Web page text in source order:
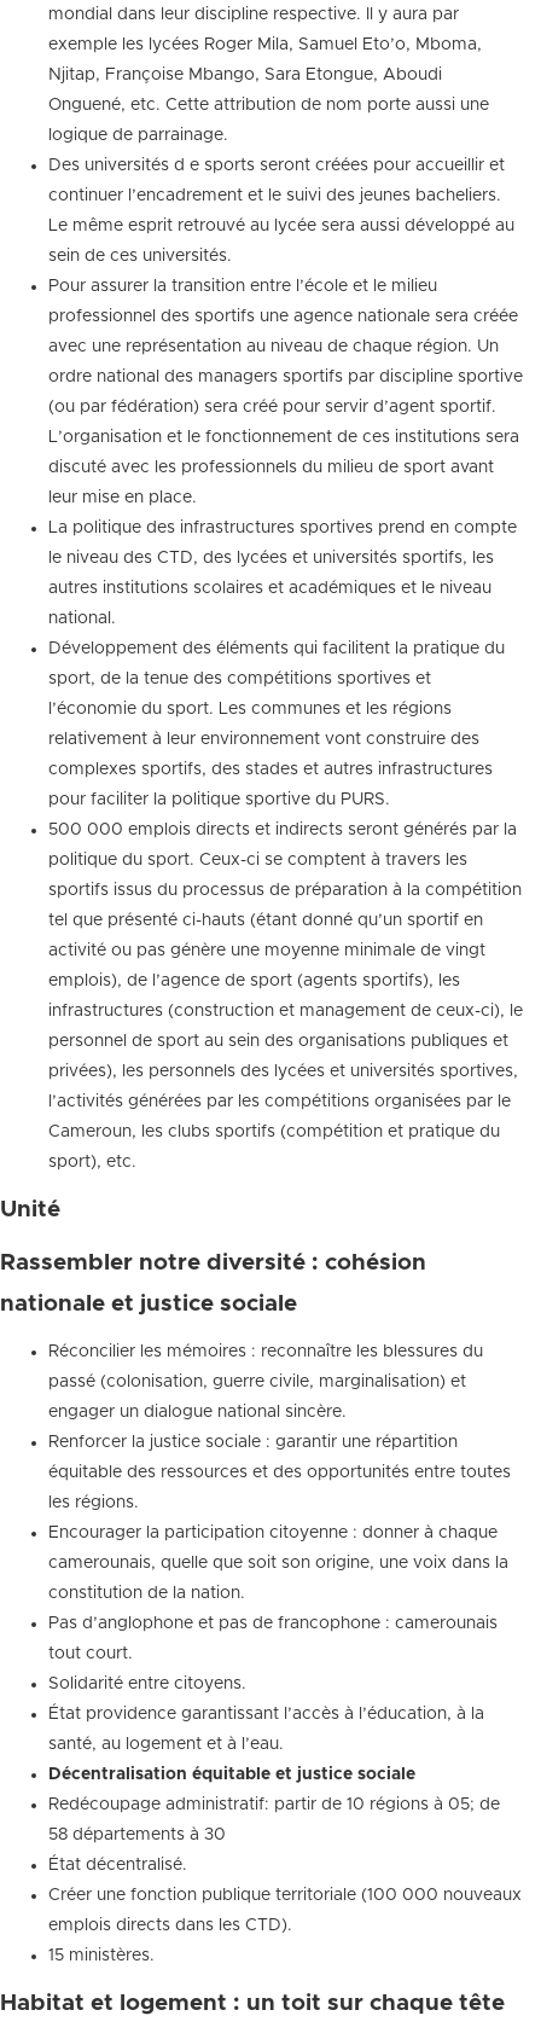
mondial dans leur discipline respective. Il y aura par
exemple les lycées Roger Mila, Samuel Eto’o, Mboma,
Njitap, Françoise Mbango, Sara Etongue, Aboudi
Onguené, etc. Cette attribution de nom porte aussi une
logique de parrainage.
Des universités d e sports seront créées pour accueillir et
continuer l’encadrement et le suivi des jeunes bacheliers.
Le même esprit retrouvé au lycée sera aussi développé au
sein de ces universités.
Pour assurer la transition entre l’école et le milieu
professionnel des sportifs une agence nationale sera créée
avec une représentation au niveau de chaque région. Un
ordre national des managers sportifs par discipline sportive
(ou par fédération) sera créé pour servir d’agent sportif.
L’organisation et le fonctionnement de ces institutions sera
discuté avec les professionnels du milieu de sport avant
leur mise en place.
La politique des infrastructures sportives prend en compte
le niveau des CTD, des lycées et universités sportifs, les
autres institutions scolaires et académiques et le niveau
national.
Développement des éléments qui facilitent la pratique du
sport, de la tenue des compétitions sportives et
l’économie du sport. Les communes et les régions
relativement à leur environnement vont construire des
complexes sportifs, des stades et autres infrastructures
pour faciliter la politique sportive du PURS.
500 000 emplois directs et indirects seront générés par la
politique du sport. Ceux-ci se comptent à travers les
sportifs issus du processus de préparation à la compétition
tel que présenté ci-hauts (étant donné qu’un sportif en
activité ou pas génère une moyenne minimale de vingt
emplois), de l’agence de sport (agents sportifs), les
infrastructures (construction et management de ceux-ci), le
personnel de sport au sein des organisations publiques et
privées), les personnels des lycées et universités sportives,
l’activités générées par les compétitions organisées par le
Cameroun, les clubs sportifs (compétition et pratique du
sport), etc.
Unité
Rassembler notre diversité : cohésion
nationale et justice sociale
Réconcilier les mémoires : reconnaître les blessures du
passé (colonisation, guerre civile, marginalisation) et
engager un dialogue national sincère.
Renforcer la justice sociale : garantir une répartition
équitable des ressources et des opportunités entre toutes
les régions.
Encourager la participation citoyenne : donner à chaque
camerounais, quelle que soit son origine, une voix dans la
constitution de la nation.
Pas d’anglophone et pas de francophone : camerounais
tout court.
Solidarité entre citoyens.
État providence garantissant l’accès à l’éducation, à la
santé, au logement et à l’eau.
Décentralisation équitable et justice sociale
Redécoupage administratif: partir de 10 régions à 05; de
58 départements à 30
État décentralisé.
Créer une fonction publique territoriale (100 000 nouveaux
emplois directs dans les CTD).
15 ministères.
Habitat et logement : un toit sur chaque tête